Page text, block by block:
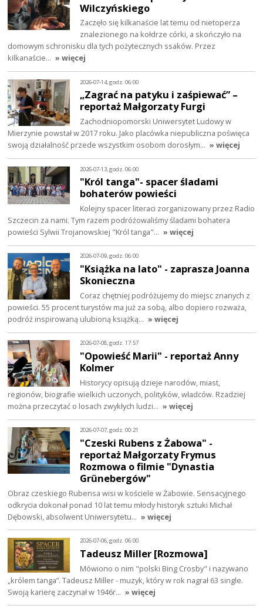
Wilczyńskiego
Zaczęło się kilkanaście lat temu od nietoperza
znalezionego na kołdrze córki, a skończyło na
domowym schronisku dla tych pożytecznych ssaków. Przez
kilkanaście… » więcej
2026-07-14, godz. 06:00
„Zagrać na patyku i zaśpiewać” –
reportaż Małgorzaty Furgi
Zachodniopomorski Uniwersytet Ludowy w
Mierzynie powstał w 2017 roku. Jako placówka niepubliczna poświęca
swoją działalność przede wszystkim osobom dorosłym… » więcej
2026-07-13, godz. 06:00
"Król tanga"- spacer śladami
bohaterów powieści
Kolejny spacer literaci zorganizowany przez Radio
Szczecin za nami. Tym razem podróżowaliśmy śladami bohatera
powieści Sylwii Trojanowskiej "Król tanga"… » więcej
2026-07-09, godz. 06:00
"Książka na lato" - zaprasza Joanna
Skonieczna
Coraz chętniej podróżujemy do miejsc znanych z
powieści. 55 procent turystów ma już za sobą, albo dopiero rozważa,
podróż inspirowaną ulubioną książką… » więcej
2026-07-08, godz. 17:57
"Opowieść Marii" - reportaż Anny
Kolmer
Historycy opisują dzieje narodów, miast,
regionów, biografie wielkich uczonych, polityków, władców. Rzadziej
można przeczytać o losach zwykłych ludzi… » więcej
2026-07-07, godz. 00:21
"Czeski Rubens z Żabowa" -
reportaż Małgorzaty Frymus
Rozmowa o filmie "Dynastia
Grünebergów"
Obraz czeskiego Rubensa wisi w kościele w Żabowie. Sensacyjnego
odkrycia dokonał ponad 10 lat temu młody historyk sztuki Michał
Dębowski, absolwent Uniwersytetu… » więcej
2026-07-06, godz. 06:00
Tadeusz Miller [Rozmowa]
Mówiono o nim "polski Bing Crosby" i nazywano
„królem tanga”. Tadeusz Miller - muzyk, który w rok nagrał 63 single.
Swoją karierę zaczynał w 1946r… » więcej